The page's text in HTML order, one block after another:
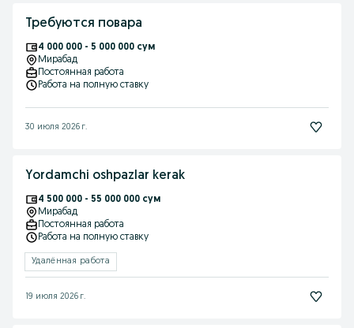
Требуются повара
4 000 000 - 5 000 000 сум
Мирабад
Постоянная работа
Работа на полную ставку
30 июля 2026 г.
Yordamchi oshpazlar kerak
4 500 000 - 55 000 000 сум
Мирабад
Постоянная работа
Работа на полную ставку
Удалённая работа
19 июля 2026 г.